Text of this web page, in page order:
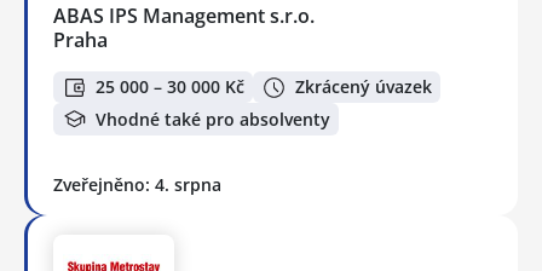
ABAS IPS Management s.r.o.
Praha
25 000 – 30 000 Kč
Zkrácený úvazek
Vhodné také pro absolventy
Zveřejněno: 4. srpna